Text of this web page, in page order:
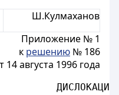
Ш.Кулмаханов
Приложение № 1
к решению № 186
14 августа 1996 года
ДИСЛОКАЦИЯ